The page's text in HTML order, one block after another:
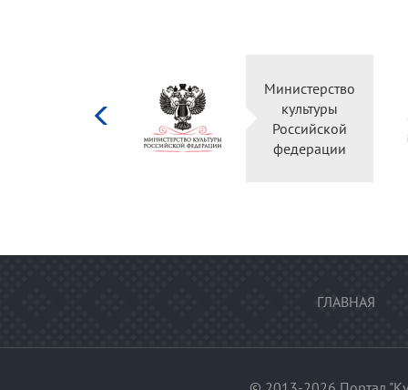
Министерство
культуры
Российской
федерации
ГЛАВНАЯ